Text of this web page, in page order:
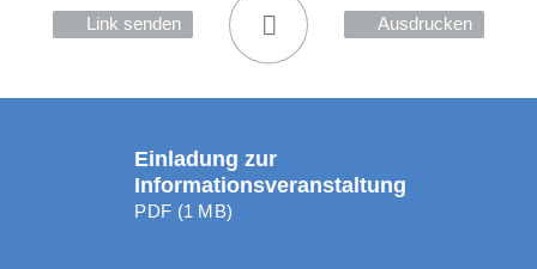
Link senden Ausdrucken
Einladung zur
Informationsveranstaltung
PDF (1 MB)